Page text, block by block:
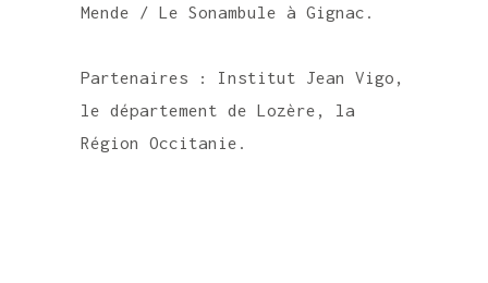
Mende / Le Sonambule à Gignac.
Partenaires : Institut Jean Vigo,
le département de Lozère, la
Région Occitanie.